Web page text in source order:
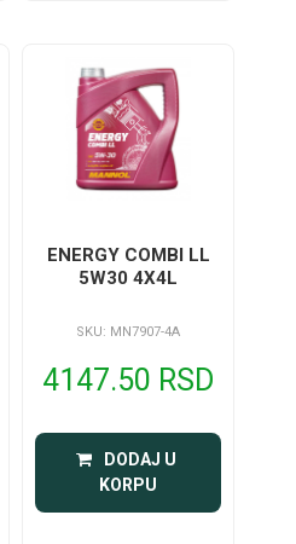
ENERGY COMBI LL
5W30 4X4L
SKU: MN7907-4A
4147.50 RSD
DODAJ U
KORPU